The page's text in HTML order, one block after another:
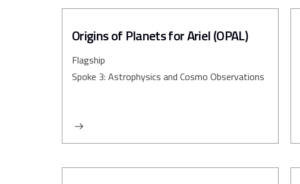
Origins of Planets for Ariel (OPAL)
Flagship
Spoke 3: Astrophysics and Cosmo Observations